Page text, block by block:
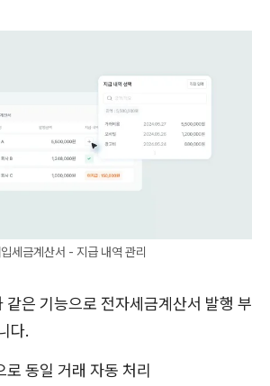
세금계산서 - 지급 내역 관리
같은 기능으로 전자세금계산서 발행 부
다.
로 동일 거래 자동 처리